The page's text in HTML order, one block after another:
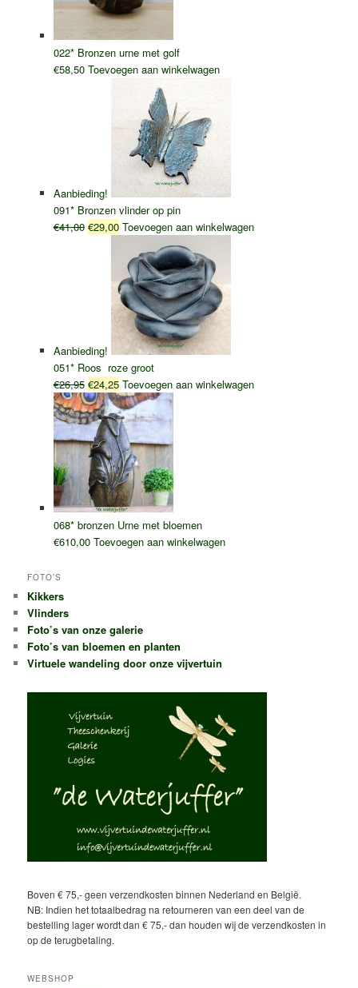
022* Bronzen urne met golf
€58,50 Toevoegen aan winkelwagen
Aanbieding!
091* Bronzen vlinder op pin
€41,00 Oorspronkelijke
€29,00Huidige
is:
€29,00.
Toevoegen aan winkelwagen
Aanbieding!
051* Roos roze groot
€26,95 Oorspronkelijke
prijs
was:
€26,95.
€24,25Huidige
prijs
is:
€24,25.
Toevoegen aan winkelwagen
068* bronzen Urne met bloemen
€610,00 Toevoegen aan winkelwagen
FOTO’S
Kikkers
Vlinders
Foto’s van onze galerie
Foto’s van bloemen en planten
Virtuele wandeling door onze vijvertuin
Boven € 75,- geen verzendkosten binnen Nederland en België.
NB: Indien het totaalbedrag na retourneren van een deel van de
bestelling lager wordt dan € 75,- dan houden wij de verzendkosten in
op de terugbetaling.
WEBSHOP